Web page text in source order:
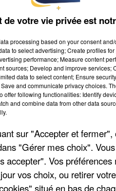
d'Igny. L'événement se
promet d'être
commandes. L'ancien
du poulet. Si cela
Infos et tarifs sur
de votre vie privée est
processing based on your consent
to select advertising; Create profiles
performance; Measure content
sources; Develop and improve services;
data to select content; Ensure
and communicate privacy choices.
offer following functionalities: Identify
and combine data from other data
sur "Accepter et
"Gérer mes choix".
accepter". Vos
vos choix, ou retirer
situé en bas de